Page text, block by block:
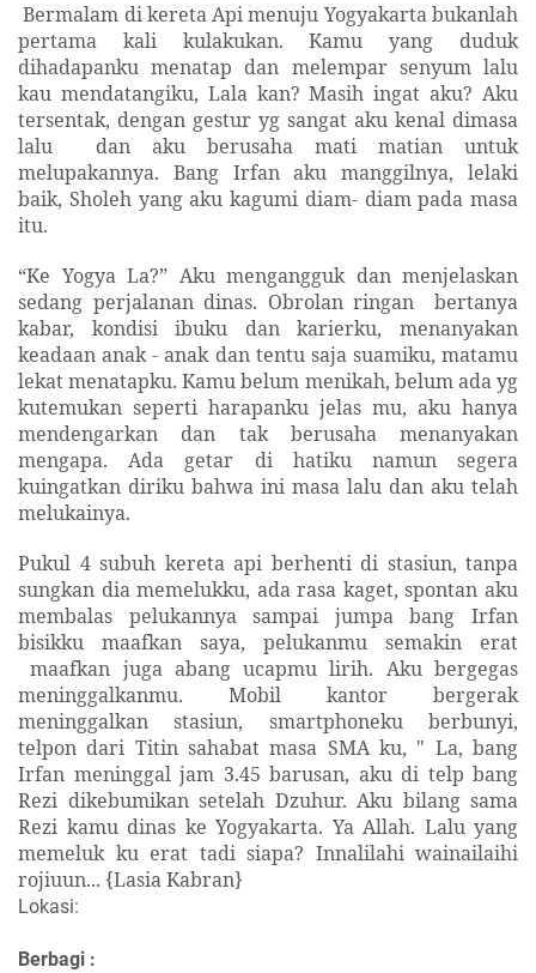
Bermalam di kereta Api menuju Yogyakarta bukanlah
pertama kali kulakukan. Kamu yang duduk
dihadapanku menatap dan melempar senyum lalu
kau mendatangiku, Lala kan? Masih ingat aku? Aku
tersentak, dengan gestur yg sangat aku kenal dimasa
lalu
dan aku berusaha mati matian untuk
melupakannya. Bang Irfan aku manggilnya, lelaki
baik, Sholeh yang aku kagumi diam- diam pada masa
itu.
“Ke Yogya La?” Aku mengangguk dan menjelaskan
sedang perjalanan dinas. Obrolan ringan
bertanya
kabar, kondisi ibuku dan karierku, menanyakan
keadaan anak - anak dan tentu saja suamiku, matamu
lekat menatapku. Kamu belum menikah, belum ada yg
kutemukan seperti harapanku jelas mu, aku hanya
mendengarkan dan tak berusaha menanyakan
mengapa. Ada getar di hatiku namun segera
kuingatkan diriku bahwa ini masa lalu dan aku telah
melukainya.
Pukul 4 subuh kereta api berhenti di stasiun, tanpa
sungkan dia memelukku, ada rasa kaget, spontan aku
membalas pelukannya sampai jumpa bang Irfan
bisikku maafkan saya, pelukanmu semakin erat
maafkan juga abang ucapmu lirih. Aku bergegas
meninggalkanmu. Mobil kantor bergerak
meninggalkan stasiun, smartphoneku berbunyi,
telpon dari Titin sahabat masa SMA ku, " La, bang
Irfan meninggal jam 3.45 barusan, aku di telp bang
Rezi dikebumikan setelah Dzuhur. Aku bilang sama
Rezi kamu dinas ke Yogyakarta. Ya Allah. Lalu yang
memeluk ku erat tadi siapa? Innalilahi wainailaihi
rojiuun... {Lasia Kabran}
Lokasi:
Berbagi :